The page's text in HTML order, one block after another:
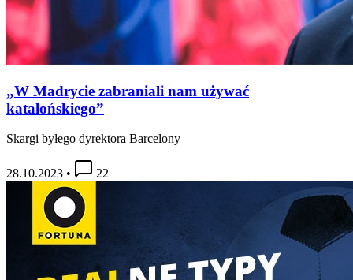
„W Madrycie zabraniali nam używać
katalońskiego”
Skargi byłego dyrektora Barcelony
28.10.2023 • 22